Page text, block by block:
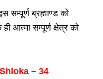
सम्पूर्ण ब्रह्माण्ड को
आत्मा सम्पूर्ण क्षेत्र को
– 34